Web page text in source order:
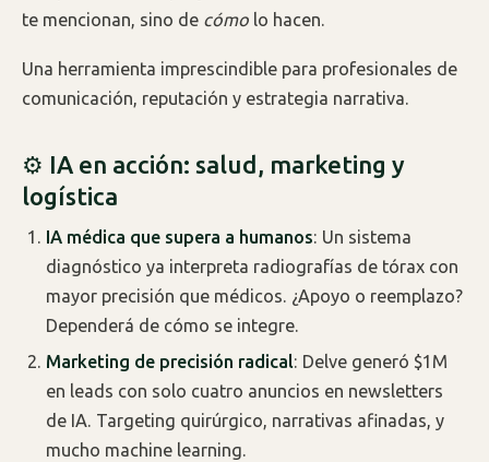
te mencionan, sino de cómo lo hacen.
Una herramienta imprescindible para profesionales de
comunicación, reputación y estrategia narrativa.
⚙️ IA en acción: salud, marketing y
logística
IA médica que supera a humanos: Un sistema
diagnóstico ya interpreta radiografías de tórax con
mayor precisión que médicos. ¿Apoyo o reemplazo?
Dependerá de cómo se integre.
Marketing de precisión radical: Delve generó $1M
en leads con solo cuatro anuncios en newsletters
de IA. Targeting quirúrgico, narrativas afinadas, y
mucho machine learning.